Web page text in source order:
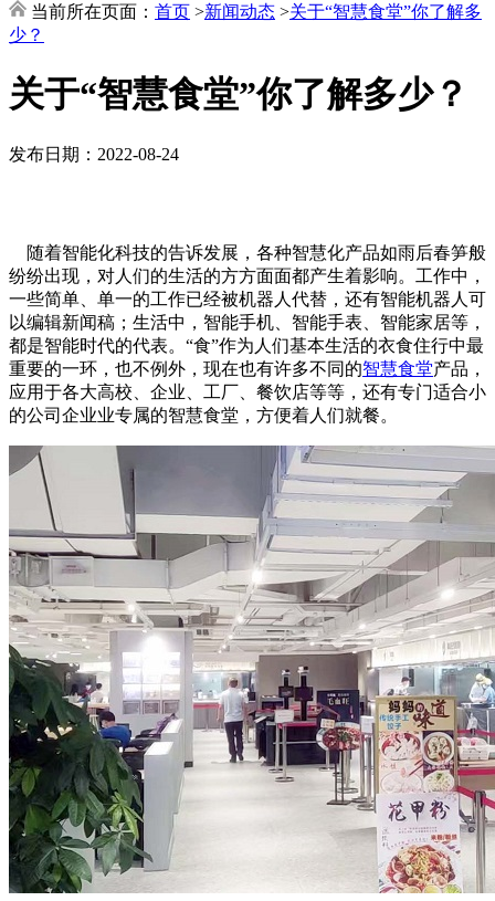
当前所在页面： 首页 >新闻动态 >关于“智慧食堂”你了解多
少？
关于“智慧食堂”你了解多少？
发布日期：2022-08-24
随着智能化科技的告诉发展，各种智慧化产品如雨后春笋般
纷纷出现，对人们的生活的方方面面都产生着影响。工作中，
一些简单、单一的工作已经被机器人代替，还有智能机器人可
以编辑新闻稿；生活中，智能手机、智能手表、智能家居等，
都是智能时代的代表。“食”作为人们基本生活的衣食住行中最
重要的一环，也不例外，现在也有许多不同的智慧食堂产品，
应用于各大高校、企业、工厂、餐饮店等等，还有专门适合小
的公司企业业专属的智慧食堂，方便着人们就餐。